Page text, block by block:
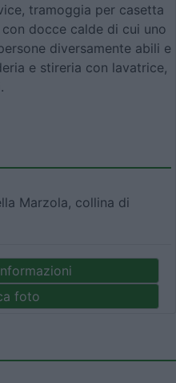
tramoggia per casetta
docce calde di cui uno
diversamente abili e
e stireria con lavatrice,
Marzola, collina di
foto